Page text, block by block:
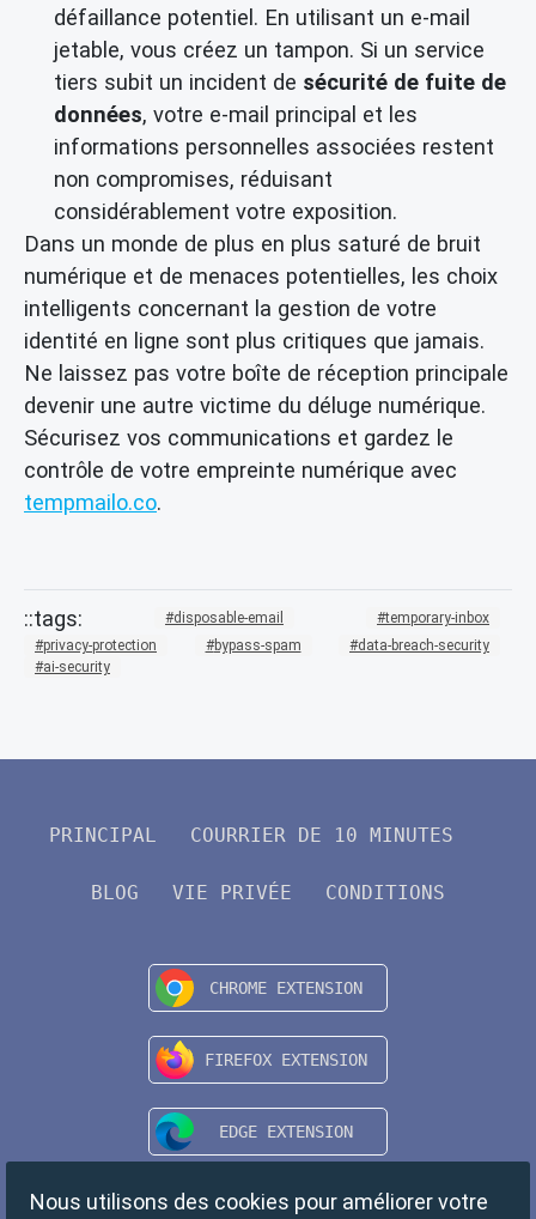
défaillance potentiel. En utilisant un e-mail
jetable, vous créez un tampon. Si un service
tiers subit un incident de sécurité de fuite de
données, votre e-mail principal et les
informations personnelles associées restent
non compromises, réduisant
considérablement votre exposition.
Dans un monde de plus en plus saturé de bruit
numérique et de menaces potentielles, les choix
intelligents concernant la gestion de votre
identité en ligne sont plus critiques que jamais.
Ne laissez pas votre boîte de réception principale
devenir une autre victime du déluge numérique.
Sécurisez vos communications et gardez le
contrôle de votre empreinte numérique avec
tempmailo.co.
disposable-email
temporary-inbox
privacy-protection
bypass-spam
data-breach-security
ai-security
PRINCIPAL COURRIER DE 10 MINUTES
BLOG VIE PRIVÉE CONDITIONS
Nous utilisons des cookies pour améliorer votre